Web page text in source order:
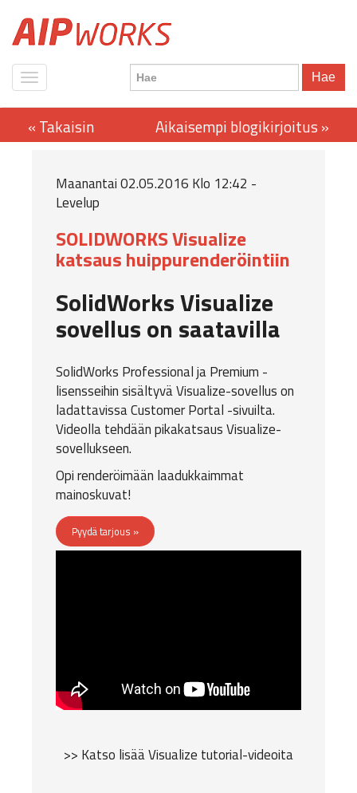
Hae
Maanantai 02.05.2016 Klo 12:42 -
Levelup
SOLIDWORKS Visualize
katsaus huippurenderöintiin
SolidWorks Visualize
sovellus on saatavilla
SolidWorks Professional ja Premium -
lisensseihin sisältyväVisualize-sovelluson
ladattavissaCustomer Portal -sivuilta.
Videolla tehdään pikakatsaus Visualize-
sovellukseen.
Opi renderöimään laadukkaimmat
mainoskuvat!
Pyydä tarjous »
>> Katso lisää Visualize tutorial-videoita